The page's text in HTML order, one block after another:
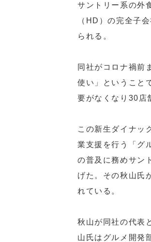
サントリー系の外
（HD）の完全子
られる。
同社がコロナ禍前
使い」ということ
要がなくなり30店
この新生ダイナッ
業支援を行う「グ
の普及に務めサン
げた。その秋山氏
れている。
秋山が同社の代表
山氏はグルメ開発